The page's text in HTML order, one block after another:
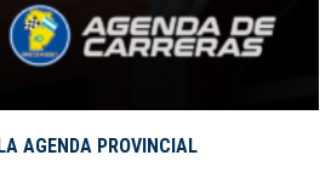
AGENDA PROVINCIAL